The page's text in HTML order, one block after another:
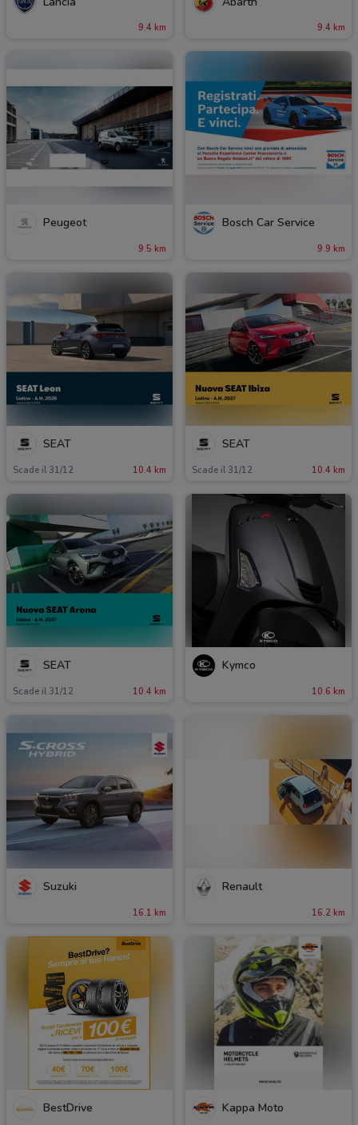
9.4 km 9.4 km
Peugeot
9.5 km
Bosch Car Service
9.9 km
SEAT
Scade il 31/12 10.4 km
SEAT
Scade il 31/12 10.4 km
SEAT
Scade il 31/12 10.4 km
Kymco
10.6 km
Suzuki
16.1 km
Renault
16.2 km
BestDrive Kappa Moto